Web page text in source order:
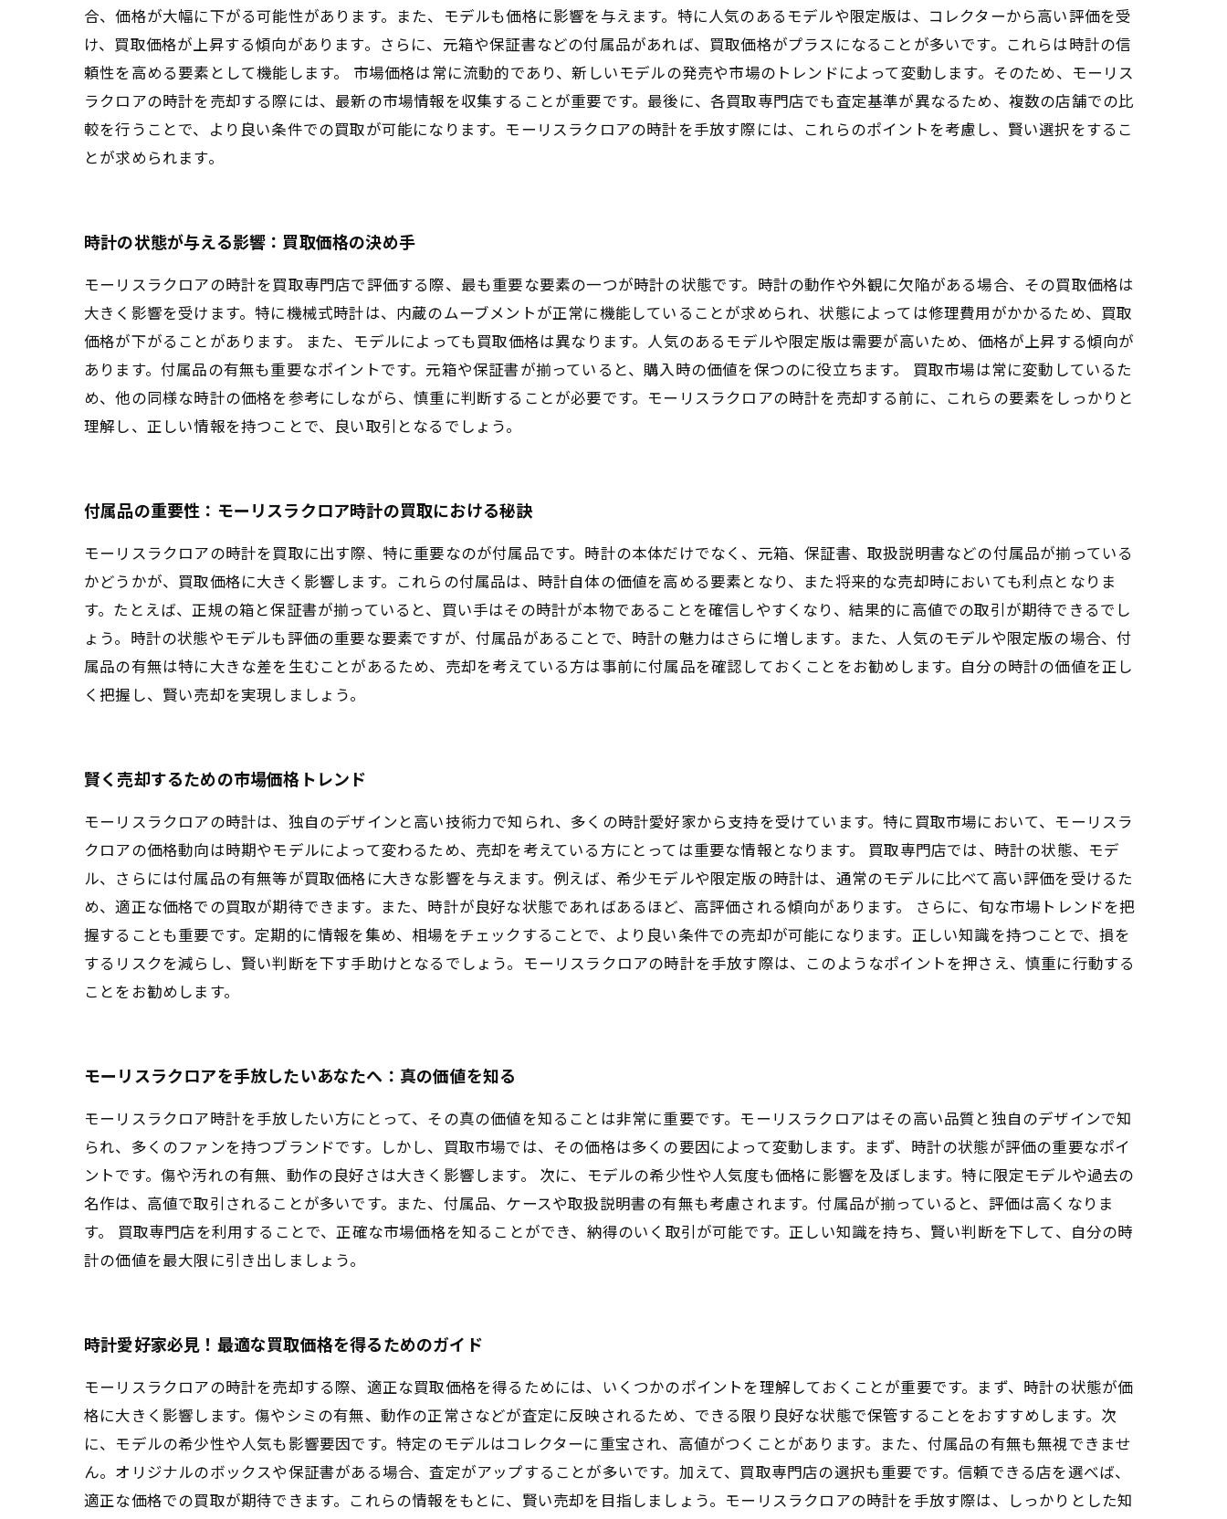
合、価格が大幅に下がる可能性があります。また、モデルも価格に影響を与えます。特に人気のあるモデルや限定版は、コレクターから高い評価を受
け、買取価格が上昇する傾向があります。さらに、元箱や保証書などの付属品があれば、買取価格がプラスになることが多いです。これらは時計の信
頼性を高める要素として機能します。 市場価格は常に流動的であり、新しいモデルの発売や市場のトレンドによって変動します。そのため、モーリス
ラクロアの時計を売却する際には、最新の市場情報を収集することが重要です。最後に、各買取専門店でも査定基準が異なるため、複数の店舗での比
較を行うことで、より良い条件での買取が可能になります。モーリスラクロアの時計を手放す際には、これらのポイントを考慮し、賢い選択をするこ
とが求められます。
時計の状態が与える影響：買取価格の決め手
モーリスラクロアの時計を買取専門店で評価する際、最も重要な要素の一つが時計の状態です。時計の動作や外観に欠陥がある場合、その買取価格は
大きく影響を受けます。特に機械式時計は、内蔵のムーブメントが正常に機能していることが求められ、状態によっては修理費用がかかるため、買取
価格が下がることがあります。 また、モデルによっても買取価格は異なります。人気のあるモデルや限定版は需要が高いため、価格が上昇する傾向が
あります。付属品の有無も重要なポイントです。元箱や保証書が揃っていると、購入時の価値を保つのに役立ちます。 買取市場は常に変動しているた
め、他の同様な時計の価格を参考にしながら、慎重に判断することが必要です。モーリスラクロアの時計を売却する前に、これらの要素をしっかりと
理解し、正しい情報を持つことで、良い取引となるでしょう。
付属品の重要性：モーリスラクロア時計の買取における秘訣
モーリスラクロアの時計を買取に出す際、特に重要なのが付属品です。時計の本体だけでなく、元箱、保証書、取扱説明書などの付属品が揃っている
かどうかが、買取価格に大きく影響します。これらの付属品は、時計自体の価値を高める要素となり、また将来的な売却時においても利点となりま
す。たとえば、正規の箱と保証書が揃っていると、買い手はその時計が本物であることを確信しやすくなり、結果的に高値での取引が期待できるでし
ょう。時計の状態やモデルも評価の重要な要素ですが、付属品があることで、時計の魅力はさらに増します。また、人気のモデルや限定版の場合、付
属品の有無は特に大きな差を生むことがあるため、売却を考えている方は事前に付属品を確認しておくことをお勧めします。自分の時計の価値を正し
く把握し、賢い売却を実現しましょう。
賢く売却するための市場価格トレンド
モーリスラクロアの時計は、独自のデザインと高い技術力で知られ、多くの時計愛好家から支持を受けています。特に買取市場において、モーリスラ
クロアの価格動向は時期やモデルによって変わるため、売却を考えている方にとっては重要な情報となります。 買取専門店では、時計の状態、モデ
ル、さらには付属品の有無等が買取価格に大きな影響を与えます。例えば、希少モデルや限定版の時計は、通常のモデルに比べて高い評価を受けるた
め、適正な価格での買取が期待できます。また、時計が良好な状態であればあるほど、高評価される傾向があります。 さらに、旬な市場トレンドを把
握することも重要です。定期的に情報を集め、相場をチェックすることで、より良い条件での売却が可能になります。正しい知識を持つことで、損を
するリスクを減らし、賢い判断を下す手助けとなるでしょう。モーリスラクロアの時計を手放す際は、このようなポイントを押さえ、慎重に行動する
ことをお勧めします。
モーリスラクロアを手放したいあなたへ：真の価値を知る
モーリスラクロア時計を手放したい方にとって、その真の価値を知ることは非常に重要です。モーリスラクロアはその高い品質と独自のデザインで知
られ、多くのファンを持つブランドです。しかし、買取市場では、その価格は多くの要因によって変動します。まず、時計の状態が評価の重要なポイ
ントです。傷や汚れの有無、動作の良好さは大きく影響します。 次に、モデルの希少性や人気度も価格に影響を及ぼします。特に限定モデルや過去の
名作は、高値で取引されることが多いです。また、付属品、ケースや取扱説明書の有無も考慮されます。付属品が揃っていると、評価は高くなりま
す。 買取専門店を利用することで、正確な市場価格を知ることができ、納得のいく取引が可能です。正しい知識を持ち、賢い判断を下して、自分の時
計の価値を最大限に引き出しましょう。
時計愛好家必見！最適な買取価格を得るためのガイド
モーリスラクロアの時計を売却する際、適正な買取価格を得るためには、いくつかのポイントを理解しておくことが重要です。まず、時計の状態が価
格に大きく影響します。傷やシミの有無、動作の正常さなどが査定に反映されるため、できる限り良好な状態で保管することをおすすめします。次
に、モデルの希少性や人気も影響要因です。特定のモデルはコレクターに重宝され、高値がつくことがあります。また、付属品の有無も無視できませ
ん。オリジナルのボックスや保証書がある場合、査定がアップすることが多いです。加えて、買取専門店の選択も重要です。信頼できる店を選べば、
適正な価格での買取が期待できます。これらの情報をもとに、賢い売却を目指しましょう。モーリスラクロアの時計を手放す際は、しっかりとした知